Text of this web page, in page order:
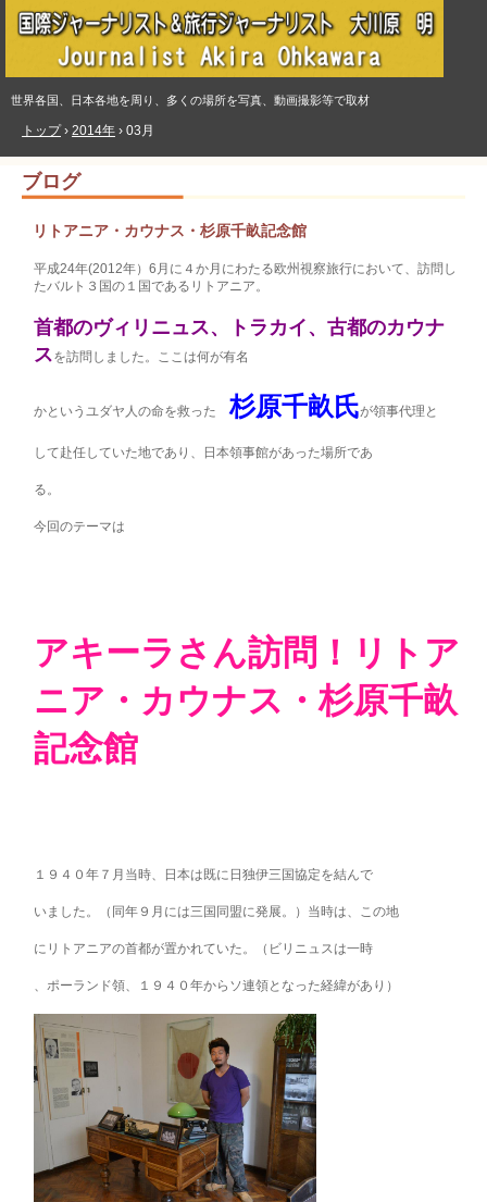
世界各国、日本各地を周り、多くの場所を写真、動画撮影等で取材
トップ› 2014年 › 03月
ブログ
リトアニア・カウナス・杉原千畝記念館
平成24年(2012年）6月に４か月にわたる欧州視察旅行において、訪問し
たバルト３国の１国であるリトアニア。
首都のヴィリニュス、トラカイ、古都のカウナ
スを訪問しました。ここは何が有名
かというユダヤ人の命を救った杉原千畝氏が領事代理と
して赴任していた地であり、日本領事館があった場所であ
る。
今回のテーマは
アキーラさん訪問！リトア
ニア・カウナス・杉原千畝
記念館
１９４０年７月当時、日本は既に日独伊三国協定を結んで
いました。（同年９月には三国同盟に発展。）当時は、この地
にリトアニアの首都が置かれていた。（ビリニュスは一時
、ポーランド領、１９４０年からソ連領となった経緯があ り）